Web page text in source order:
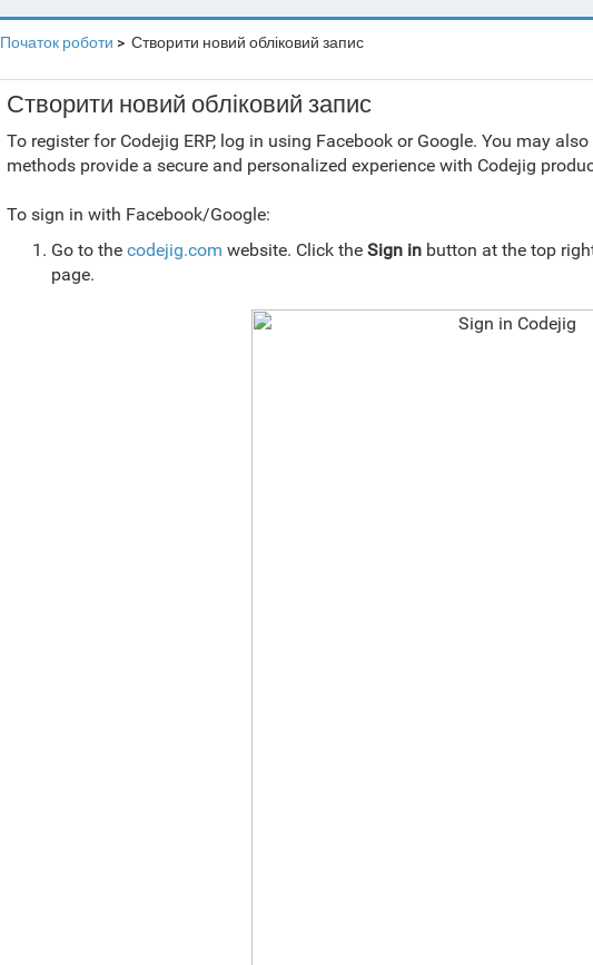
Початок роботи Створити новий обліковий запис
Створити новий обліковий запис
To register for Codejig ERP, log in using Facebook or Google. You may
methods provide a secure and personalized experience with Codejig
To sign in with Facebook/Google:
Go to the codejig.com website. Click the Sign inbutton at the top
page.